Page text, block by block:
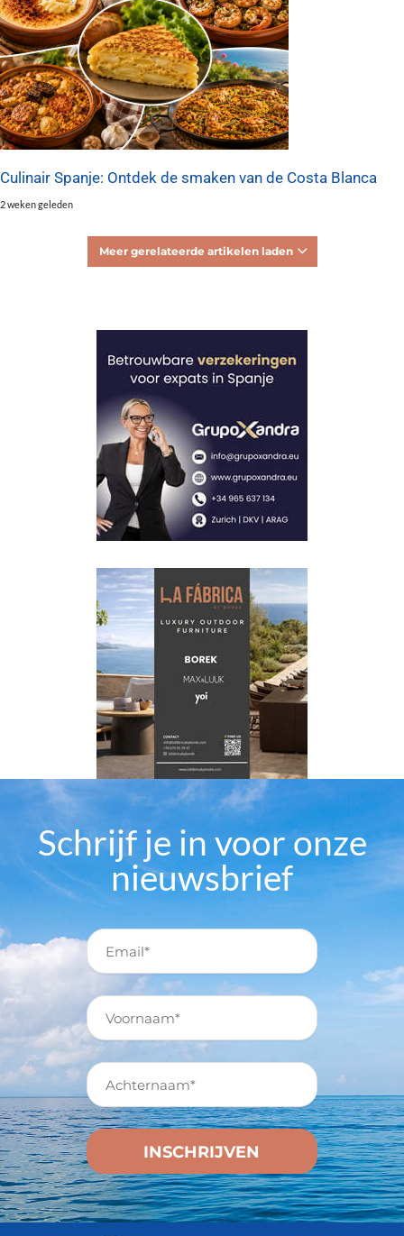
Culinair Spanje: Ontdek de smaken van de Costa Blanca
2 weken geleden
Meer gerelateerde artikelen laden
Schrijf je in voor onze
nieuwsbrief